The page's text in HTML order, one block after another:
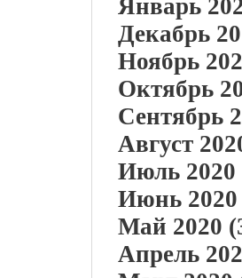
Январь
Декабрь
Ноябрь
Октябрь
Сентябрь
Август
Июль 2020
Июнь 2020
Май 2020
Апрель